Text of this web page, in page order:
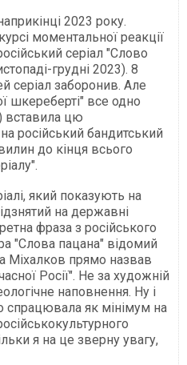
2023 року.
моментальної реакції
серіал "Слово
грудні 2023). 8
серіал заборонив. Але
шкереберті" все одно
вставила цю
російський бандитський
до кінця всього
який показують на
на державні
фраза з російського
"Слова пацана" відомий
Міхалков прямо назвав
Росії". Не за художній
наповнення. Ну і
спрацювала як мінімум на
я на це зверну увагу,